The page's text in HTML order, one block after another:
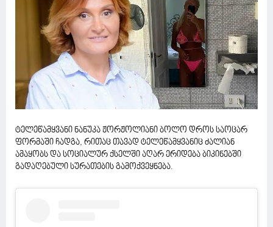
ტელეწამყვანი ნანუკა ჟორჟოლიანი ბოლო დროს საოცარ
ფორმაში ჩადგა, რითაც თავად ტელეწამყვანიც ძალიან
ამაყობს და სოციალურ ქსელში აღარ ერიდება ბიკინებში
გადაღებული სურათების გამოქვეყნება.